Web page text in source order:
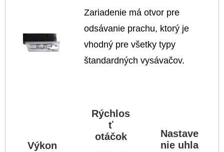
Zariadenie má otvor pre
odsávanie prachu, ktorý je
vhodný pre všetky typy
štandardných vysávačov.
Výkon
Rýchlos
ť
otáčok
Nastave
nie uhla